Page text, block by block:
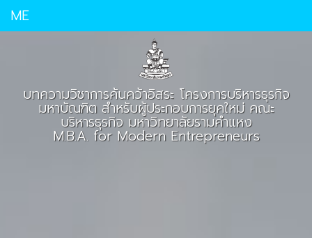
ME
บทความวิชาการค้นคว้าอิสระ โครงการบริหารธุรกิจ
มหาบัณฑิต สำหรับผู้ประกอบการยุคใหม่ คณะ
บริหารธุรกิจ มหาวิทยาลัยรามคำแหง
M.B.A. for Modern Entrepreneurs